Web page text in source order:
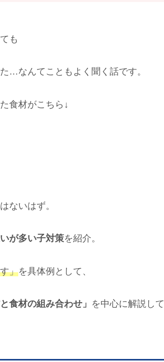
も
…なんてこともよく聞く話です。
食材がこちら↓
ないはず。
が多い子対策を紹介。
」を具体例として、
と食材の組み合わせ」
を中心に解説して